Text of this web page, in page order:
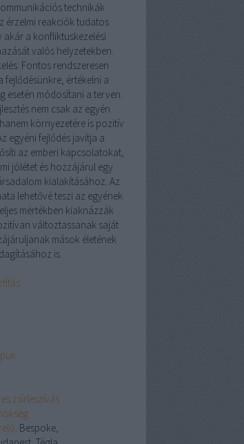
technikák
érzelmi reakciók tudatos
akár a konfliktuskezelési
valós helyzetekben.
Fontos rendszeresen
fejlődésünkre, értékelni a
esetén módosítani a terven.
nem csak az egyén
környezetére is pozitív
egyéni fejlődés javítja a
az emberi kapcsolatokat,
jólétet és hozzájárul egy
kialakításához. Az
lehetővé teszi az egyének
mértékben kiaknázzák
változtassanak saját
mások életének
is.
zsírleszívás
Bespoke,